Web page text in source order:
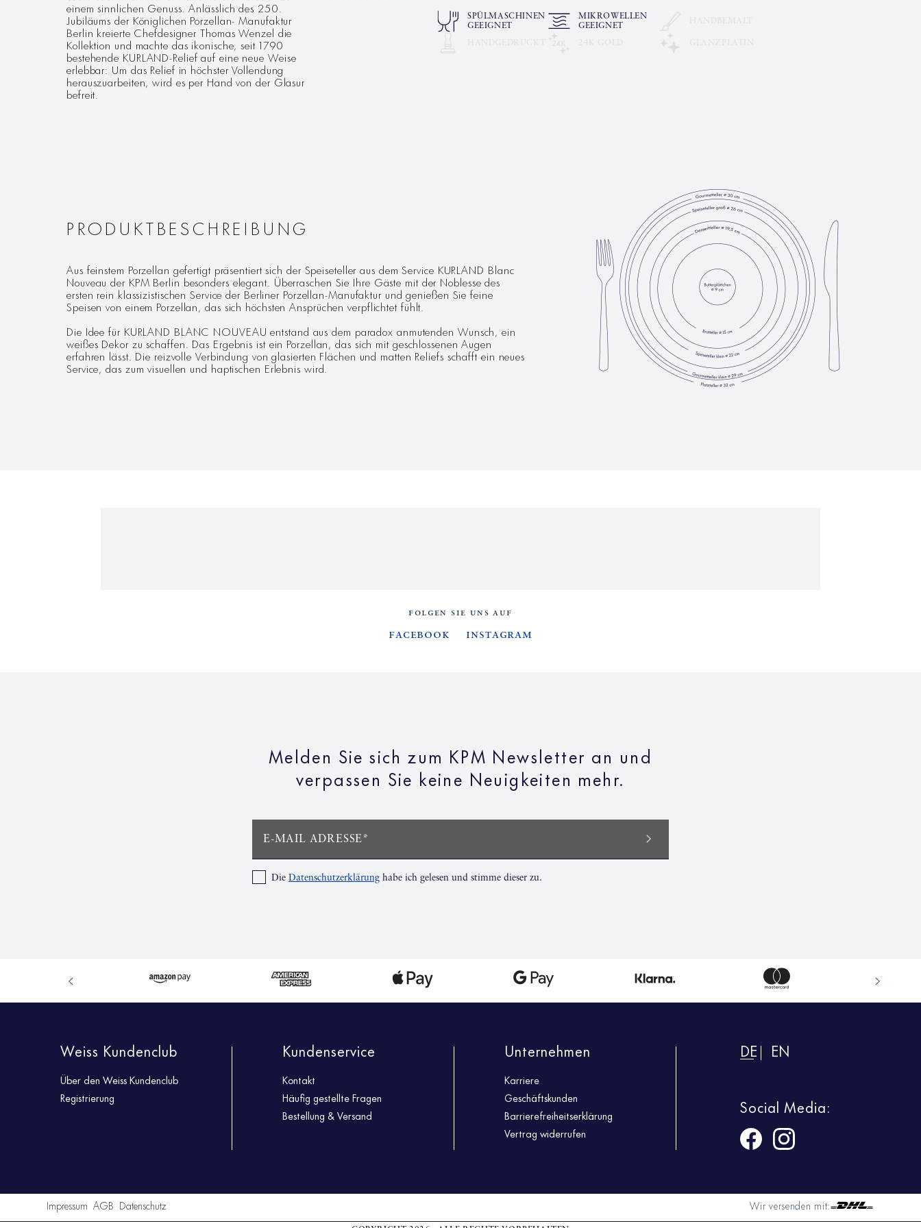
einem sinnlichen Genuss. Anlässlich des 250.
Jubiläums der Königlichen Porzellan- Manufaktur
Berlin kreierte Chefdesigner Thomas Wenzel die
Kollektion und machte das ikonische, seit 1790
bestehende KURLAND-Relief auf eine neue Weise
erlebbar: Um das Relief in höchster Vollendung
herauszuarbeiten, wird es per Hand von der Glasur
befreit.
SPÜLMASCHINEN
GEEIGNET
MIKROWELLEN
GEEIGNET
PRODUKTBESCHREIBUNG
Aus feinstem Porzellan gefertigt präsentiert sich der Speiseteller aus dem Service KURLAND Blanc
Nouveau der KPM Berlin besonders elegant. Überraschen Sie Ihre Gäste mit der Noblesse des
ersten rein klassizistischen Service der Berliner Porzellan-Manufaktur und genießen Sie feine
Speisen von einem Porzellan, das sich höchsten Ansprüchen verpflichtet fühlt.
Die Idee für KURLAND BLANC NOUVEAU entstand aus dem paradox anmutenden Wunsch, ein
weißes Dekor zu schaffen. Das Ergebnis ist ein Porzellan, das sich mit geschlossenen Augen
erfahren lässt. Die reizvolle Verbindung von glasierten Flächen und matten Reliefs schafft ein neues
Service, das zum visuellen und haptischen Erlebnis wird.
FOLGEN SIE UNS AUF
Facebook Instagram
Melden Sie sich zum KPM Newsletter an und
verpassen Sie keine Neuigkeiten mehr.
E-MAIL ADRESSE*
Die Datenschutzerklärung habe ich gelesen und stimme dieser zu.
Weiss Kundenclub
Über den Weiss Kundenclub
Registrierung
Kundenservice
Kontakt
Häufig gestellte Fragen
Bestellung & Versand
Unternehmen
Karriere
Geschäftskunden
Barrierefreiheitserklärung
Vertrag widerrufen
DE EN
Social Media:
Wir versenden mit:
Impressum AGB Datenschutz